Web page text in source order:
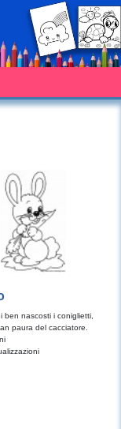
ben nascosti i coniglietti,
paura del cacciatore.